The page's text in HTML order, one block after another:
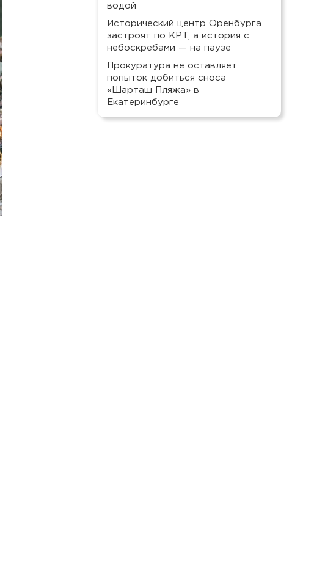
водой
Исторический центр Оренбурга
застроят по КРТ, а история с
небоскребами — на паузе
Прокуратура не оставляет
попыток добиться сноса
«Шарташ Пляжа» в
Екатеринбурге